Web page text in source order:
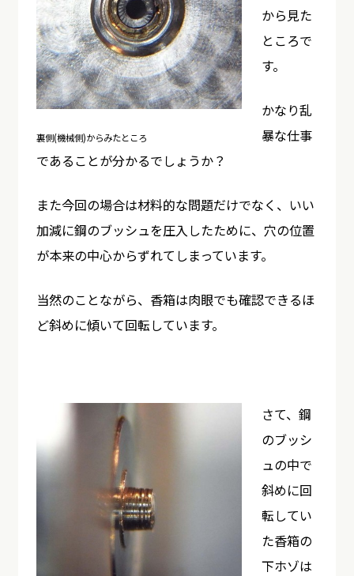
裏側(機械側)からみたところ
から見た
ところで
す。
かなり乱
暴な仕事
であることが分かるでしょうか？
また今回の場合は材料的な問題だけでなく、いい
加減に鋼のブッシュを圧入したために、穴の位置
が本来の中心からずれてしまっています。
当然のことながら、香箱は肉眼でも確認できるほ
ど斜めに傾いて回転しています。
さて、鋼
のブッシ
ュの中で
斜めに回
転してい
た香箱の
下ホゾは